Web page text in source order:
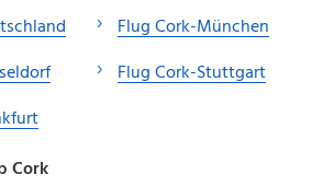
Flug Cork-München
Flug Cork-Stuttgart
Cork